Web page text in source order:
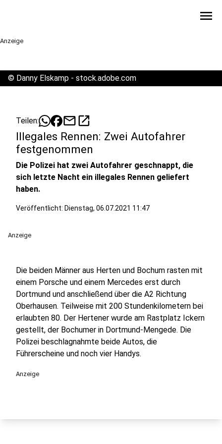
menu
Anzeige
© Danny Elskamp - stock.adobe.com
Teilen: mailopen_in_new
Illegales Rennen: Zwei Autofahrer
festgenommen
Die Polizei hat zwei Autofahrer geschnappt, die
sich letzte Nacht ein illegales Rennen geliefert
haben.
Veröffentlicht: Dienstag, 06.07.2021 11:47
Anzeige
Die beiden Männer aus Herten und Bochum rasten mit
einem Porsche und einem Mercedes erst durch
Dortmund und anschließend über die A2 Richtung
Oberhausen. Teilweise mit 200 Stundenkilometern bei
erlaubten 80. Der Hertener wurde am Rastplatz Ickern
gestellt, der Bochumer in Dortmund-Mengede. Die
Polizei beschlagnahmte beide Autos, die
Führerscheine und noch vier Handys.
Anzeige